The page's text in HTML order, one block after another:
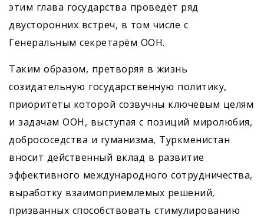
этим глава государства проведёт ряд
двусторонних встреч, в том числе с
Генеральным секретарём ООН.
Таким образом, претворяя в жизнь
созидательную государственную политику,
приоритеты которой созвучны ключевым целям
и задачам ООН, выступая с позиций миролюбия,
добрососедства и гуманизма, Туркменистан
вносит действенный вклад в развитие
эффективного международного сотрудничества,
выработку взаимоприемлемых решений,
призванных способствовать стимулированию